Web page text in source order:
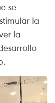
se
la
la